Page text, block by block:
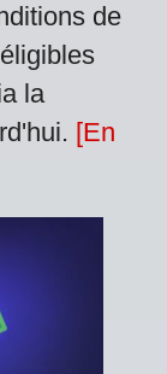
de
la
[En